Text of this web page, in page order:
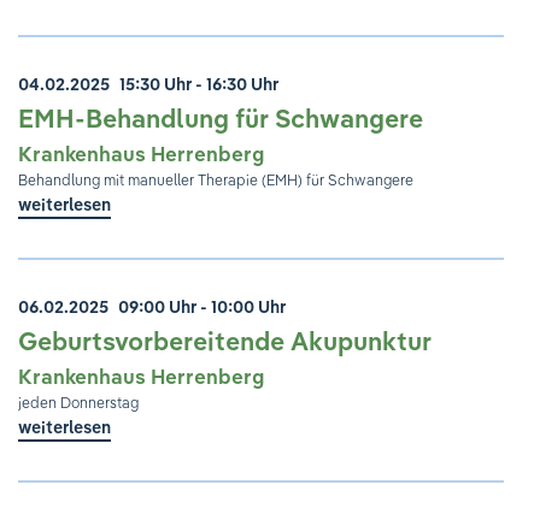
04.02.2025 15:30 Uhr - 16:30 Uhr
EMH-Behandlung für Schwangere
Krankenhaus Herrenberg
Behandlung mit manueller Therapie (EMH) für Schwangere
weiterlesen
06.02.2025 09:00 Uhr - 10:00 Uhr
Geburtsvorbereitende Akupunktur
Krankenhaus Herrenberg
jeden Donnerstag
weiterlesen